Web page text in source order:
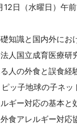
12日（水曜日）午
知識と国内外に
法人国立成育医療
人の外食と誤食経
ピッ子地球の子ネ
ギー対応の基本と
外食アレルギー対